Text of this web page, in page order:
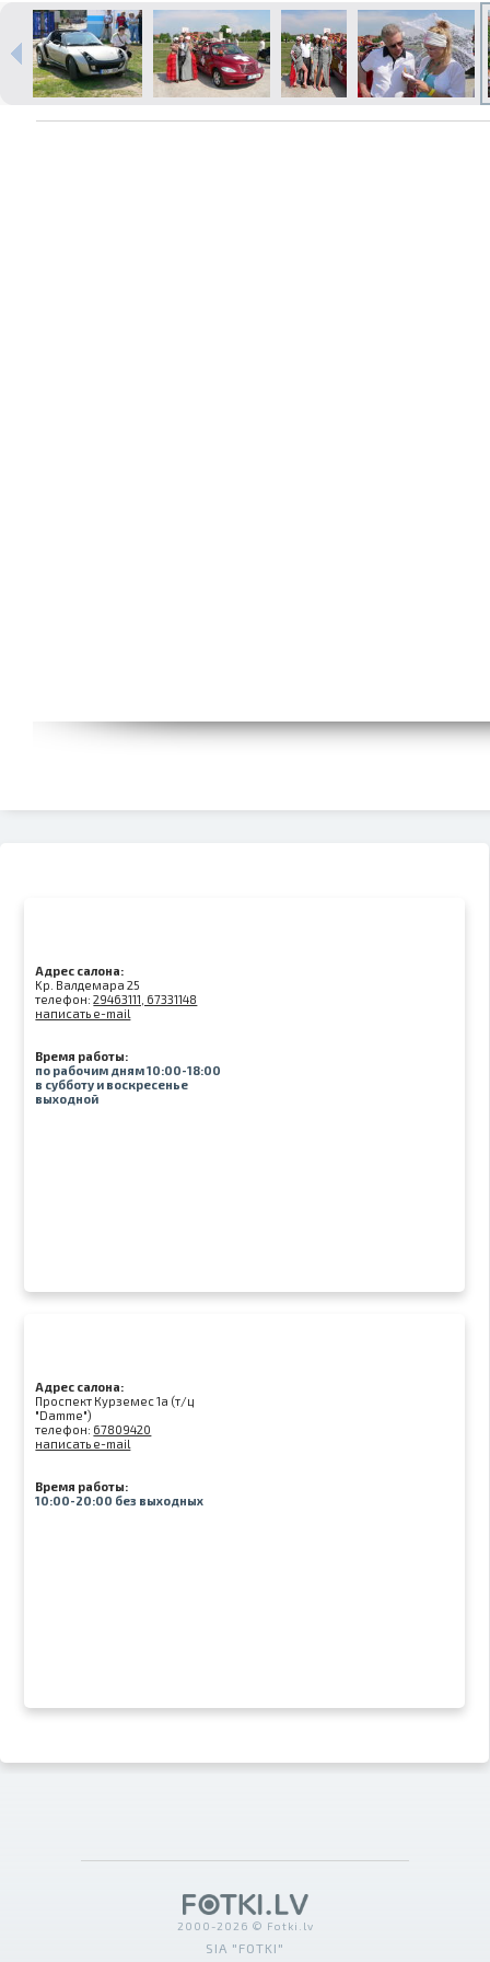
Печать в течение 1 часа в Риге –
закажите онлайн
Различные форматы и виды
Адрес салона:
Kр. Валдемара 25
телефон:29463111, 67331148
написать e-mail
Время работы:
по рабочим дням 10:00-18:00
в субботу и воскресенье
выходной
Адрес салона:
Проспект Курземес 1а (т/ц
"Damme")
телефон: 67809420
написать e-mail
Время работы:
10:00-20:00 без выходных
2000-2026 © Fotki.lv
SIA "FOTKI"